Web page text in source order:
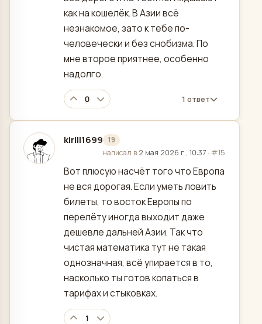
как на кошелёк. В Азии всё
незнакомое, зато к тебе по-
человечески и без снобизма. По
мне второе приятнее, особенно
надолго.
0 1 ответ
kirill1699 19
отредактировано
написал в 2 мая 2026 г., 10:37 · #15
Вот плюсую насчёт того что Европа
не вся дорогая. Если уметь ловить
билеты, то восток Европы по
перелёту иногда выходит даже
дешевле дальней Азии. Так что
чистая математика тут не такая
однозначная, всё упирается в то,
насколько ты готов копаться в
тарифах и стыковках.
1